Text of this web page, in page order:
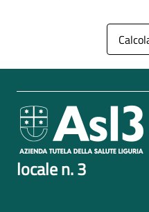
locale n. 3